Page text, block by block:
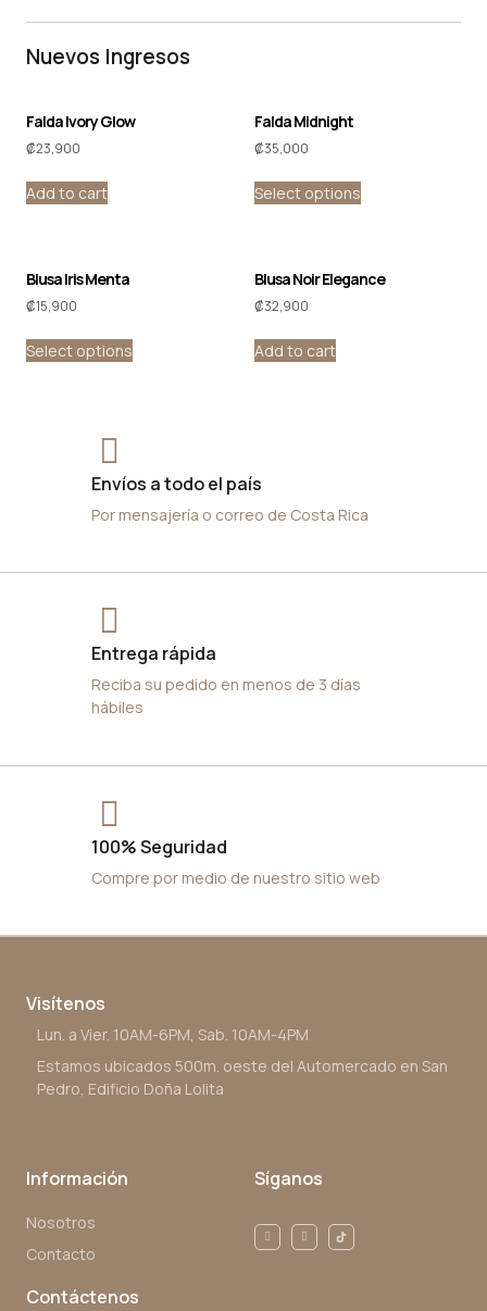
Nuevos Ingresos
Falda Ivory Glow
₡23,900
Add to cart
Falda Midnight
₡35,000
Select options
Blusa Iris Menta
₡15,900
Select options
Blusa Noir Elegance
₡32,900
Add to cart
Envíos a todo el país
Por mensajería o correo de Costa Rica
Entrega rápida
Reciba su pedido en menos de 3 días
hábiles
100% Seguridad
Compre por medio de nuestro sitio web
Visítenos
Lun. a Vier. 10AM-6PM, Sab. 10AM-4PM
Estamos ubicados 500m. oeste del Automercado en San
Pedro, Edificio Doña Lolita
Información
Nosotros
Contacto
Síganos
Contáctenos